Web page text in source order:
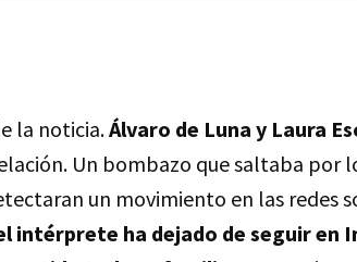
la noticia.Álvaro de Luna y Laura
Un bombazo que saltaba por
un movimiento en las redes
intérprete ha dejado de seguir en